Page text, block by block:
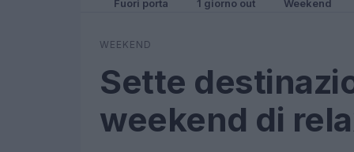
Fuori porta 1 giorno out Weekend
WEEKEND
Sette
weekend di